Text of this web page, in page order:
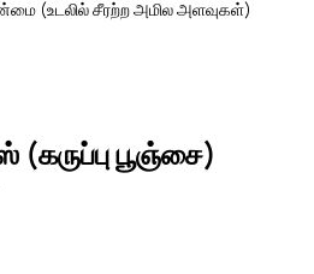
(உடலில் சீரற்ற அமில அளவுகள்)
பூஞ்சை)